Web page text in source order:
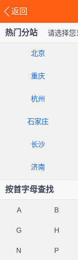
返回
热门分站 请选择您
北京
重庆
杭州
石家庄
长沙
济南
按首字母查找
A B
G H
N P